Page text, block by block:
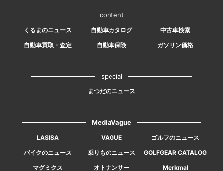
content
くるまのニュース 自動車カタログ
中古車検索
自動車買取・査定
自動車保険 ガソリン価格
special
まつだのニュース
MediaVague
LASISA VAGUE
ゴルフのニュース
バイクのニュース
乗りものニュース
GOLFGEAR CATALOG
マグミクス
オトナンサー Merkmal